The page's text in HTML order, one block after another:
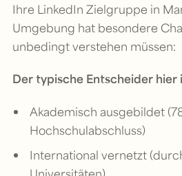
Ihre LinkedIn Zielgruppe in
Umgebung hat besondere
unbedingt verstehen müssen:
Der typische Entscheider hier
Akademisch ausgebildet
Hochschulabschluss)
International vernetzt